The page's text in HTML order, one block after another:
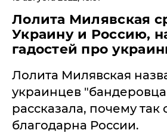
Лолита Милявская
Украину и Россию,
гадостей про
Лолита Милявская
украинцев
рассказала, почему так
благодарна России.